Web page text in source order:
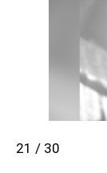
21 / 30